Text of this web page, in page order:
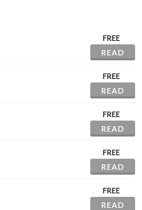
FREE
READ
FREE
READ
FREE
READ
FREE
READ
FREE
READ